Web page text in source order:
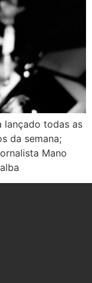
lançado todas as
da semana;
Mano